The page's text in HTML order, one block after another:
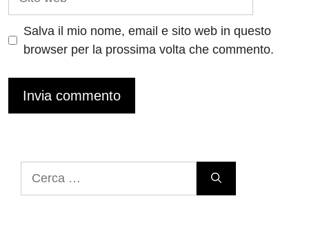
Salva il mio nome, email e sito web in questo
browser per la prossima volta che commento.